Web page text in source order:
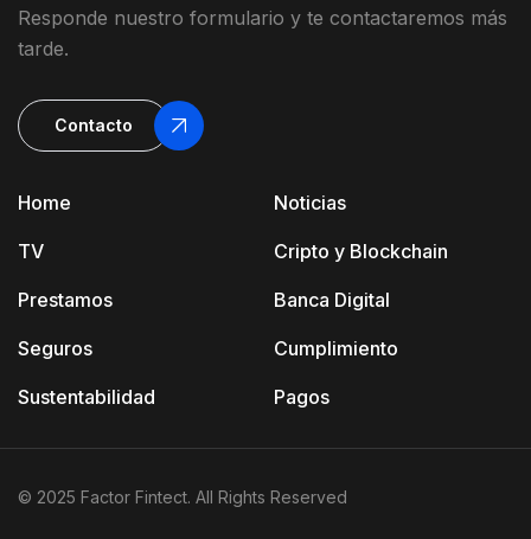
Home
TV
Prestamos
Seguros
Sustentabilidad
Noticias
Cripto y Blockchain
Banca Digital
Cumplimiento
Pagos
Responde nuestro formulario y te contactaremos más
tarde.
Contacto
© 2025 Factor Fintect. All Rights Reserved